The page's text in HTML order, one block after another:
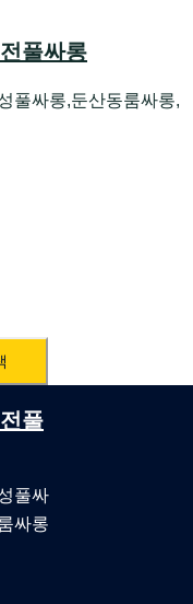
풀싸롱
풀싸롱,둔산동룸싸롱,
풀
풀싸
싸롱